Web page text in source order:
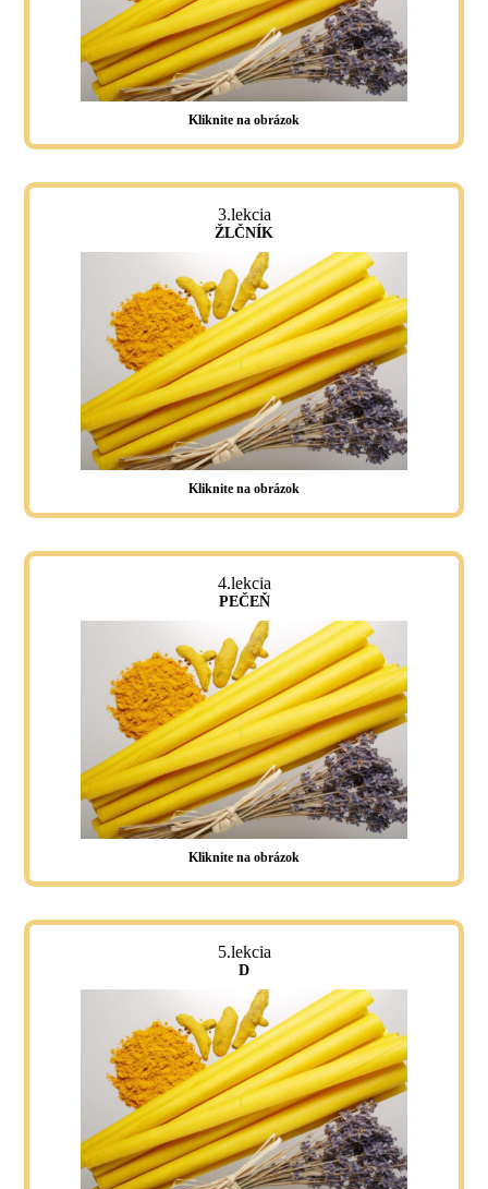
Kliknite na obrázok
3.lekcia
ŽLČNÍK
Kliknite na obrázok
4.lekcia
PEČEŇ
Kliknite na obrázok
5.lekcia
D